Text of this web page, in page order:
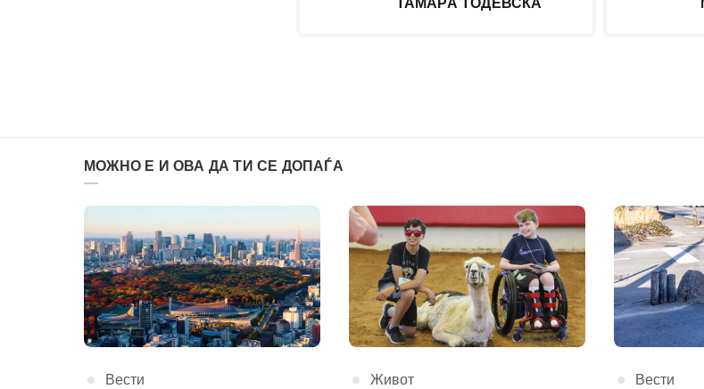
ТАМАРА ТОДЕВСКА
МОЖНО Е И ОВА ДА ТИ СЕ ДОПАЃА
КАтегорија
Вести КАтегорија
Живот КАтегорија
Вести